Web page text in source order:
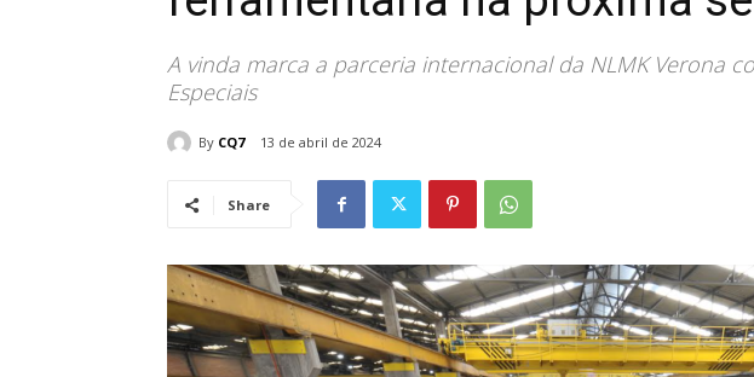
A vinda marca a parceria internacional da NLMK Verona
Especiais
By CQ7 13 de abril de 2024
Share